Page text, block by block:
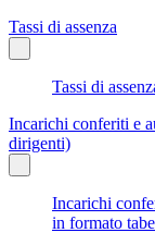
Tassi di assenza
Tassi di
Incarichi conferiti e
dirigenti)
Incarichi
in formato